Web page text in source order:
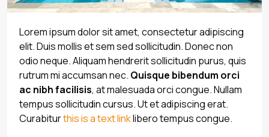
Lorem ipsum dolor sit amet, consectetur adipiscing
elit. Duis mollis et sem sed sollicitudin. Donec non
odio neque. Aliquam hendrerit sollicitudin purus, quis
rutrum mi accumsan nec. Quisque bibendum orci
ac nibh facilisis, at malesuada orci congue. Nullam
tempus sollicitudin cursus. Ut et adipiscing erat.
Curabiturthis is a text linklibero tempus congue.